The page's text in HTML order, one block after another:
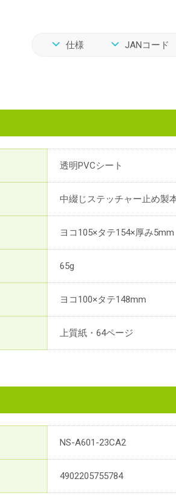
仕様 JANコード
透明PVCシート
中綴じステッチャー止め製
ヨコ105×タテ154×厚み5mm
65g
ヨコ100×タテ148mm
上質紙・64ページ
NS-A601-23CA2
4902205755784